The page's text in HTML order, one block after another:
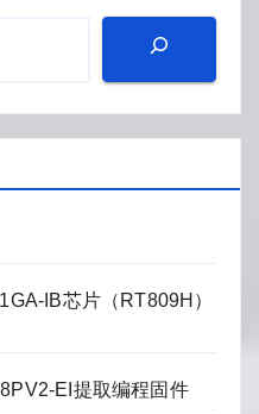
IB芯片（RT809H）
EI提取编程固件